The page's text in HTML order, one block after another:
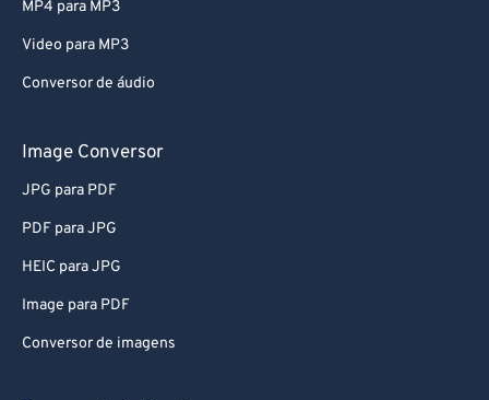
MP4 para MP3
Video para MP3
Conversor de áudio
Image Conversor
JPG para PDF
PDF para JPG
HEIC para JPG
Image para PDF
Conversor de imagens